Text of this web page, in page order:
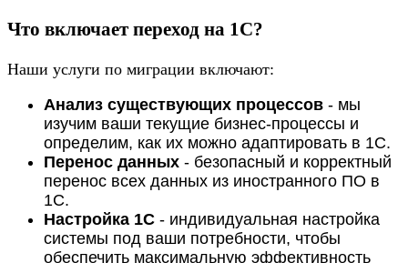
Что включает переход на 1С?
Наши услуги по миграции включают:
Анализ существующих процессов - мы
изучим ваши текущие бизнес-процессы и
определим, как их можно адаптировать в 1С.
Перенос данных - безопасный и корректный
перенос всех данных из иностранного ПО в
1С.
Настройка 1С - индивидуальная настройка
системы под ваши потребности, чтобы
обеспечить максимальную эффективность